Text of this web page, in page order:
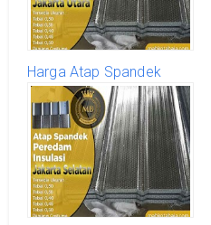
Harga Atap Spandek
Lapis Peredam Jakarta
Utara Terbaru Agustus
2026 Jual Spandek Per
Lembar Terbaik